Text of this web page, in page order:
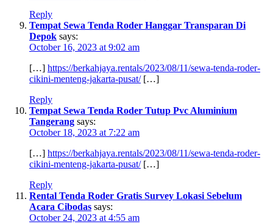
Reply
Tempat Sewa Tenda Roder Hanggar Transparan Di
Depok says:
October 16, 2023 at 9:02 am
[…] https://berkahjaya.rentals/2023/08/11/sewa-tenda-roder-
cikini-menteng-jakarta-pusat/[…]
Reply
Tempat Sewa Tenda Roder Tutup Pvc Aluminium
Tangerang says:
October 18, 2023 at 7:22 am
[…] https://berkahjaya.rentals/2023/08/11/sewa-tenda-roder-
cikini-menteng-jakarta-pusat/[…]
Reply
Rental Tenda Roder Gratis Survey Lokasi Sebelum
Acara Cibodas says:
October 24, 2023 at 4:55 am